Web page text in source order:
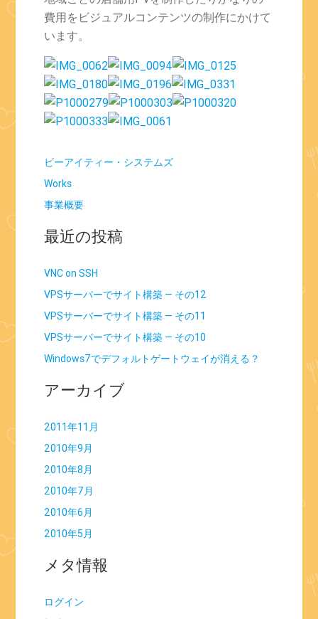
費用をビジュアルコンテンツの制作にかけて
います。
ビーアイティー・システムズ
Works
事業概要
最近の投稿
VNC on SSH
VPSサーバーでサイト構築 — その12
VPSサーバーでサイト構築 — その11
VPSサーバーでサイト構築 — その10
Windows7でデフォルトゲートウェイが消える？
アーカイブ
2011年11月
2010年9月
2010年8月
2010年7月
2010年6月
2010年5月
メタ情報
ログイン